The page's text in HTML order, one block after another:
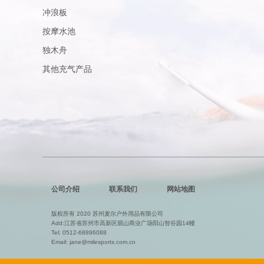
冲浪板
按摩水池
独木舟
其他充气产品
公司介绍 联系我们 网站地图
版权所有 2020 苏州麦尔户外用品有限公司
Add:江苏省苏州市高新区观山商业广场阳山智谷园14幢
Tel: 0512-68896088
Email: jane@milesports.com.cn